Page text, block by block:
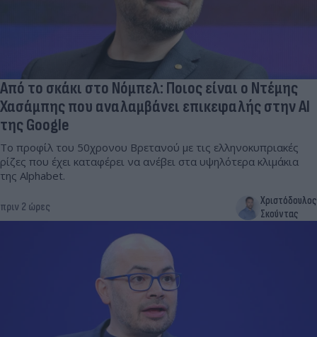
Από το σκάκι στο Νόμπελ: Ποιος είναι ο Ντέμης
Χασάμπης που αναλαμβάνει επικεφαλής στην ΑΙ
της Google
Το προφίλ του 50χρονου Βρετανού με τις ελληνοκυπριακές
ρίζες που έχει καταφέρει να ανέβει στα υψηλότερα κλιμάκια
της Alphabet.
πριν 2 ώρες
Χριστόδουλος
Σκούντας